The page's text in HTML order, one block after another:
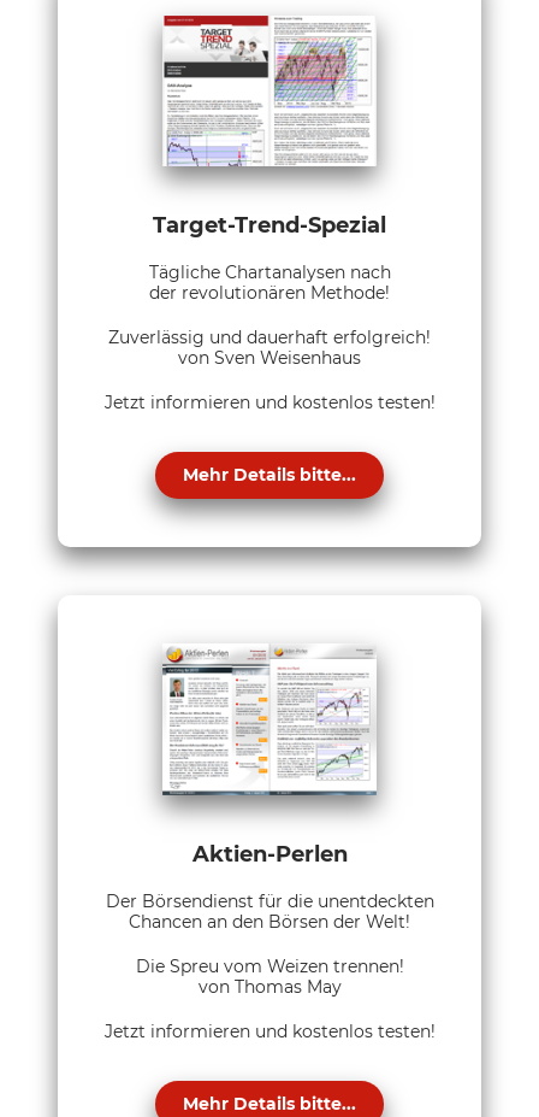
Target-Trend-Spezial
Tägliche Chartanalysen nach
der revolutionären Methode!
Zuverlässig und dauerhaft erfolgreich!
von Sven Weisenhaus
Jetzt informieren und kostenlos testen!
Mehr Details bitte...
Aktien-Perlen
Der Börsendienst für die unentdeckten
Chancen an den Börsen der Welt!
Die Spreu vom Weizen trennen!
von Thomas May
Jetzt informieren und kostenlos testen!
Mehr Details bitte...